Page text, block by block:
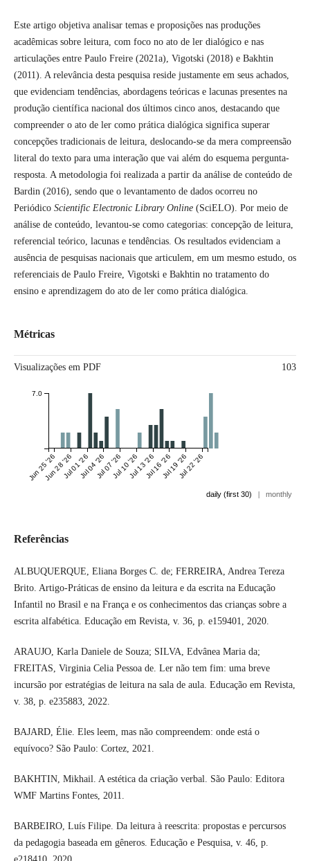
Este artigo objetiva analisar temas e proposições nas produções
acadêmicas sobre leitura, com foco no ato de ler dialógico e nas
articulações entre Paulo Freire (2021a), Vigotski (2018) e Bakhtin
(2011). A relevância desta pesquisa reside justamente em seus achados,
que evidenciam tendências, abordagens teóricas e lacunas presentes na
produção científica nacional dos últimos cinco anos, destacando que
compreender o ato de ler como prática dialógica significa superar
concepções tradicionais de leitura, deslocando-se da mera compreensão
literal do texto para uma interação que vai além do esquema pergunta-
resposta. A metodologia foi realizada a partir da análise de conteúdo de
Bardin (2016), sendo que o levantamento de dados ocorreu no
Periódico Scientific Electronic Library Online (SciELO). Por meio de
análise de conteúdo, levantou-se como categorias: concepção de leitura,
referencial teórico, lacunas e tendências. Os resultados evidenciam a
ausência de pesquisas nacionais que articulem, em um mesmo estudo, os
referenciais de Paulo Freire, Vigotski e Bakhtin no tratamento do
ensino e aprendizagem do ato de ler como prática dialógica.
Métricas
Visualizações em PDF 103
Jun 25 '26Jun 28 '26Jul 01 '26Jul 04 '26Jul 07 '26Jul 10 '26Jul 13 '26Jul 16 '26Jul 19 '26Jul 22 '26
7.0
daily (first 30) monthly
Referências
ALBUQUERQUE, Eliana Borges C. de; FERREIRA, Andrea Tereza
Brito. Artigo-Práticas de ensino da leitura e da escrita na Educação
Infantil no Brasil e na França e os conhecimentos das crianças sobre a
escrita alfabética. Educação em Revista, v. 36, p. e159401, 2020.
ARAUJO, Karla Daniele de Souza; SILVA, Edvânea Maria da;
FREITAS, Virginia Celia Pessoa de. Ler não tem fim: uma breve
incursão por estratégias de leitura na sala de aula. Educação em Revista,
v. 38, p. e235883, 2022.
BAJARD, Élie. Eles leem, mas não compreendem: onde está o
equívoco? São Paulo: Cortez, 2021.
BAKHTIN, Mikhail. A estética da criação verbal. São Paulo: Editora
WMF Martins Fontes, 2011.
BARBEIRO, Luís Filipe. Da leitura à reescrita: propostas e percursos
da pedagogia baseada em gêneros. Educação e Pesquisa, v. 46, p.